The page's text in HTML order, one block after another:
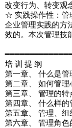
改变行为、转变观
☆ 实践操作性：管
企业管理实践的方
效的。本次管理技
培 训 提 纲
第一章、 什么是管
第二章、 如何管理
第三章、 管理的特
第四章、 什么样
第五章、 管理、组
第六章、 管理角色